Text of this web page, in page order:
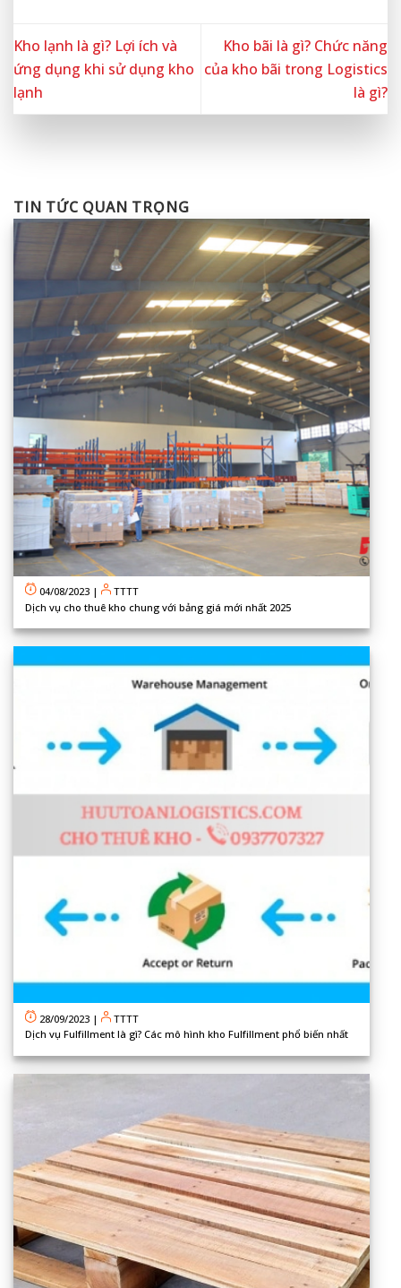
Kho lạnh là gì? Lợi ích và
ứng dụng khi sử dụng kho
lạnh
Kho bãi là gì? Chức năng
của kho bãi trong Logistics
là gì?
TIN TỨC QUAN TRỌNG
04/08/2023 |
TTTT
Dịch vụ cho thuê kho chung với bảng giá mới nhất 2025
28/09/2023 |
TTTT
Dịch vụ Fulfillment là gì? Các mô hình kho Fulfillment phổ biến nhất